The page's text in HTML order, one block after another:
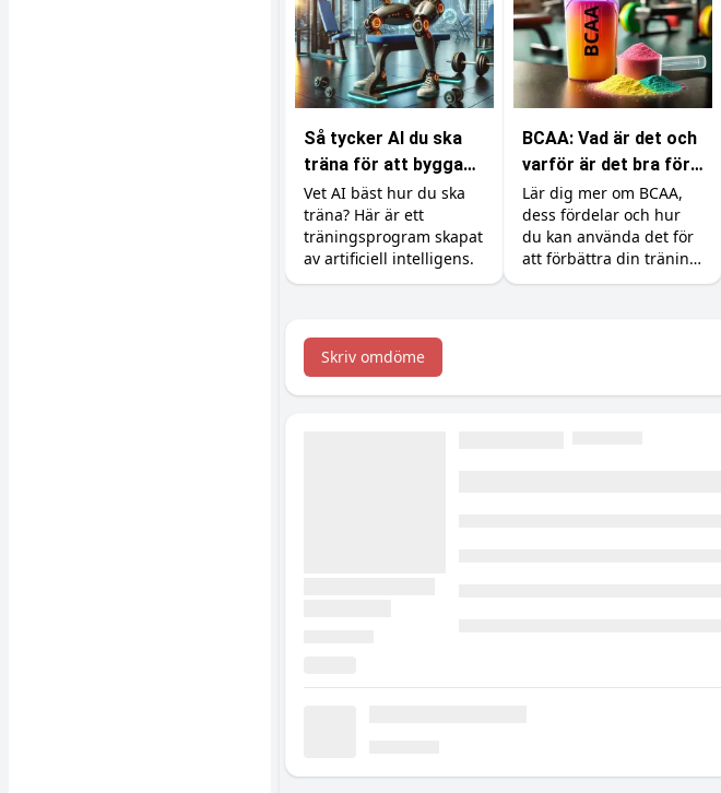
Så tycker AI du ska
träna för att bygga
muskler
Vet AI bäst hur du ska
träna? Här är ett
träningsprogram skapat
av artificiell intelligens.
BCAA: Vad är det och
varför är det bra för
din träning?
Lär dig mer om BCAA,
dess fördelar och hur
du kan använda det för
att förbättra din träning
och återhämtning.
Skriv omdöme